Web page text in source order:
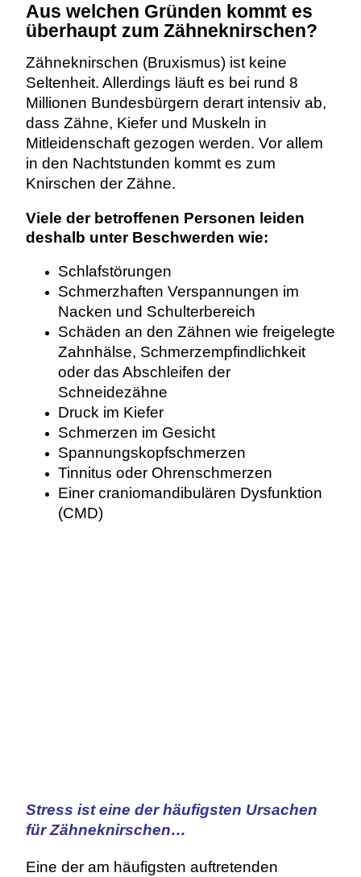
Aus welchen Gründen kommt es
überhaupt zum Zähneknirschen?
Zähneknirschen (Bruxismus) ist keine
Seltenheit. Allerdings läuft es bei rund 8
Millionen Bundesbürgern derart intensiv ab,
dass Zähne, Kiefer und Muskeln in
Mitleidenschaft gezogen werden. Vor allem
in den Nachtstunden kommt es zum
Knirschen der Zähne.
Viele der betroffenen Personen leiden
deshalb unter Beschwerden wie:
Schlafstörungen
Schmerzhaften Verspannungen im
Nacken und Schulterbereich
Schäden an den Zähnen wie freigelegte
Zahnhälse, Schmerzempfindlichkeit
oder das Abschleifen der
Schneidezähne
Druck im Kiefer
Schmerzen im Gesicht
Spannungskopfschmerzen
Tinnitus oder Ohrenschmerzen
Einer craniomandibulären Dysfunktion
(CMD)
Stress ist eine der häufigsten Ursachen
für Zähneknirschen…
Eine der am häufigsten auftretenden